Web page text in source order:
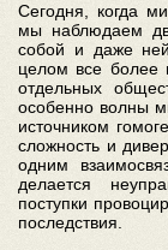
Сегодня, когда
мы наблюдаем
собой и даже
целом все более
отдельных
особенно волны
источником
сложность и
одним
делается
поступки
последствия.